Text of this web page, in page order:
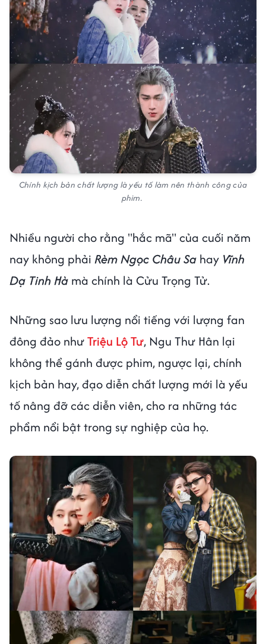
Chính kịch bản chất lượng là yếu tố làm nên thành công của
phim.
Nhiều người cho rằng "hắc mã" của cuối năm
nay không phải Rèm Ngọc Châu Sa hay Vĩnh
Dạ Tinh Hà mà chính là Cửu Trọng Tử.
Những sao lưu lượng nổi tiếng với lượng fan
đông đảo nhưTriệu Lộ Tư, Ngu Thư Hân lại
không thể gánh được phim, ngược lại, chính
kịch bản hay, đạo diễn chất lượng mới là yếu
tố nâng đỡ các diễn viên, cho ra những tác
phẩm nổi bật trong sự nghiệp của họ.